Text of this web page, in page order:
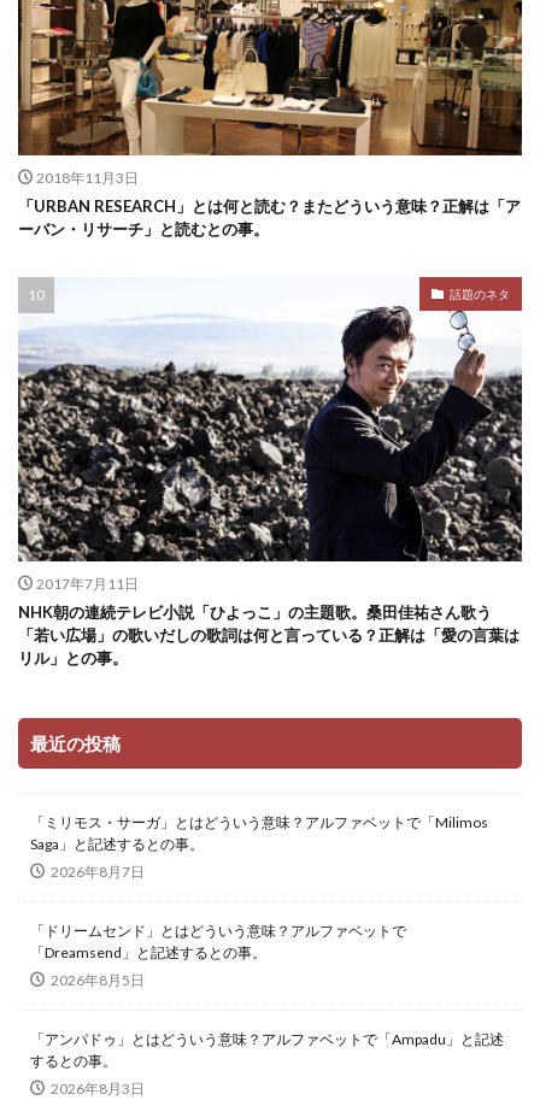
2018年11月3日
「URBAN RESEARCH」とは何と読む？またどういう意味？正解は「ア
ーバン・リサーチ」と読むとの事。
話題のネタ
2017年7月11日
NHK朝の連続テレビ小説「ひよっこ」の主題歌。桑田佳祐さん歌う
「若い広場」の歌いだしの歌詞は何と言っている？正解は「愛の言葉は
リル」との事。
最近の投稿
「ミリモス・サーガ」とはどういう意味？アルファベットで「Milimos
Saga」と記述するとの事。
2026年8月7日
「ドリームセンド」とはどういう意味？アルファベットで
「Dreamsend」と記述するとの事。
2026年8月5日
「アンパドゥ」とはどういう意味？アルファベットで「Ampadu」と記述
するとの事。
2026年8月3日